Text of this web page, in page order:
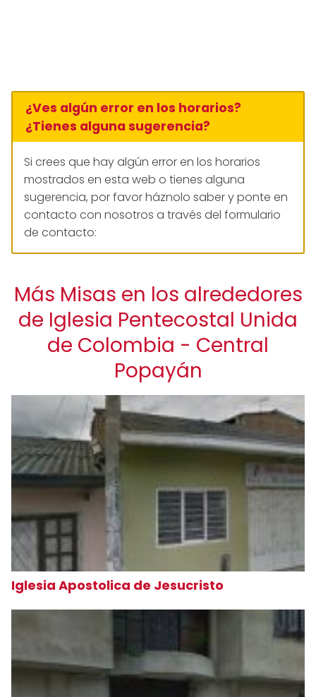
¿Ves algún error en los horarios?
¿Tienes alguna sugerencia?
Si crees que hay algún error en los horarios
mostrados en esta web o tienes alguna
sugerencia, por favor háznolo saber y ponte en
contacto con nosotros a través del formulario
de contacto:
Más Misas en los alrededores
de Iglesia Pentecostal Unida
de Colombia - Central
Popayán
Iglesia Apostolica de Jesucristo